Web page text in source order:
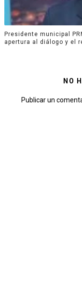
Presidente municipal
apertura al diálogo y el
NO
Publicar un